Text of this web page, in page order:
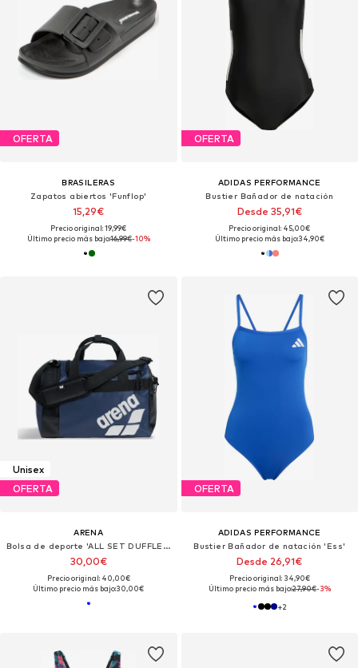
OFERTA
BRASILERAS
Zapatos abiertos 'Funflop'
15,29€
Precio original: 19,99€
Último precio más bajo:16,99€-10%
OFERTA
ADIDAS PERFORMANCE
Bustier Bañador de natación
Desde 35,91€
Precio original: 45,00€
Último precio más bajo:34,90€
Unisex
OFERTA
ARENA
Bolsa de deporte 'ALL SET DUFFLE 25L'
30,00€
Precio original: 40,00€
Último precio más bajo:30,00€
OFERTA
ADIDAS PERFORMANCE
Bustier Bañador de natación 'Ess'
Desde 26,91€
Precio original: 34,90€
Último precio más bajo:27,90€-3%
+2